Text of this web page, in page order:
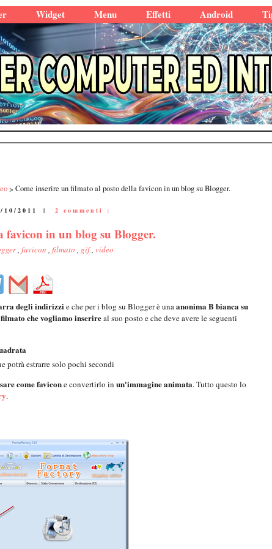
Widget Menu Effetti Android
Come inserire un filmato al posto della favicon in un blog su Blogger.
10/2011 | 2 commenti :
favicon in un blog su Blogger.
, favicon , filmato , gif, video
degli indirizzie che per i blog su Blogger è unaanonima B bianca su
che vogliamo inserireal suo posto e che deve avere le seguenti
potrà estrarre solo pochi secondi
come favicone convertirlo in un'immagine animata. Tutto questo lo
.